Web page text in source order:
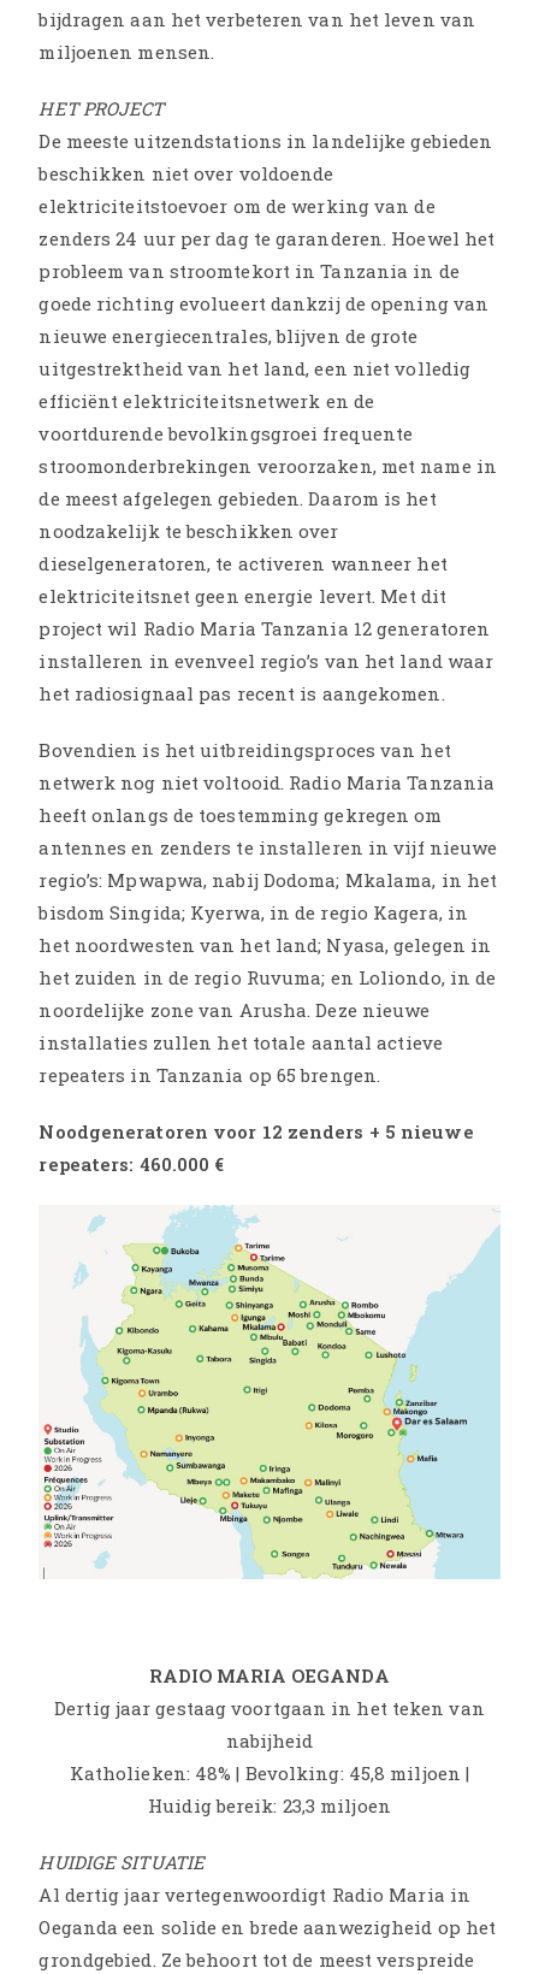
bijdragen aan het verbeteren van het leven van
miljoenen mensen.
HET PROJECT
De meeste uitzendstations in landelijke gebieden
beschikken niet over voldoende
elektriciteitstoevoer om de werking van de
zenders 24 uur per dag te garanderen. Hoewel het
probleem van stroomtekort in Tanzania in de
goede richting evolueert dankzij de opening van
nieuwe energiecentrales, blijven de grote
uitgestrektheid van het land, een niet volledig
efficiënt elektriciteitsnetwerk en de
voortdurende bevolkingsgroei frequente
stroomonderbrekingen veroorzaken, met name in
de meest afgelegen gebieden. Daarom is het
noodzakelijk te beschikken over
dieselgeneratoren, te activeren wanneer het
elektriciteitsnet geen energie levert. Met dit
project wil Radio Maria Tanzania 12 generatoren
installeren in evenveel regio’s van het land waar
het radiosignaal pas recent is aangekomen.
Bovendien is het uitbreidingsproces van het
netwerk nog niet voltooid. Radio Maria Tanzania
heeft onlangs de toestemming gekregen om
antennes en zenders te installeren in vijf nieuwe
regio’s: Mpwapwa, nabij Dodoma; Mkalama, in het
bisdom Singida; Kyerwa, in de regio Kagera, in
het noordwesten van het land; Nyasa, gelegen in
het zuiden in de regio Ruvuma; en Loliondo, in de
noordelijke zone van Arusha. Deze nieuwe
installaties zullen het totale aantal actieve
repeaters in Tanzania op 65 brengen.
Noodgeneratoren voor 12 zenders + 5 nieuwe
repeaters: 460.000 €
RADIO MARIA OEGANDA
Dertig jaar gestaag voortgaan in het teken van
nabijheid
Katholieken: 48% | Bevolking: 45,8 miljoen |
Huidig bereik: 23,3 miljoen
HUIDIGE SITUATIE
Al dertig jaar vertegenwoordigt Radio Maria in
Oeganda een solide en brede aanwezigheid op het
grondgebied. Ze behoort tot de meest verspreide